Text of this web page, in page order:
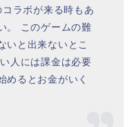
ラボが来る時もあ
。 このゲームの難
いと出来ないとこ
人には課金は必要
めるとお金がいく